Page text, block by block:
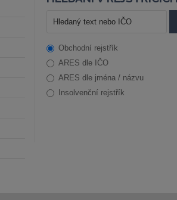
Obchodní rejstřík
ARES dle IČO
ARES dle jména / názvu
Insolvenční rejstřík